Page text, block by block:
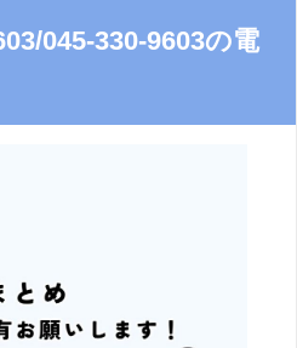
045-330-9603の電